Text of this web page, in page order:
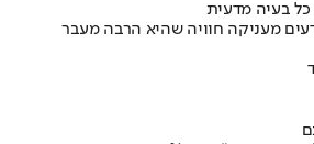
כל בעיה מדעית
מעניקה חוויה שהיא הרבה מעבר